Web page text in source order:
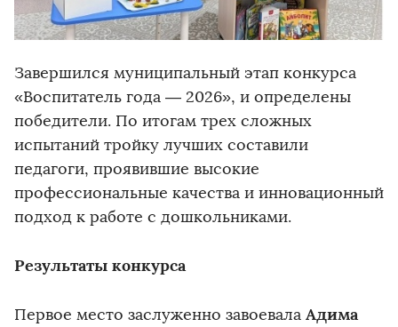
Завершился муниципальный этап конкурса
«Воспитатель года — 2026», и определены
победители. По итогам трех сложных
испытаний тройку лучших составили
педагоги, проявившие высокие
профессиональные качества и инновационный
подход к работе с дошкольниками.
Результаты конкурса
Первое место заслуженно завоевала Адима